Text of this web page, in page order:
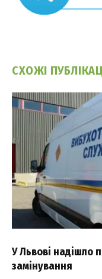
СХОЖІ
У Львові надішло
замінування